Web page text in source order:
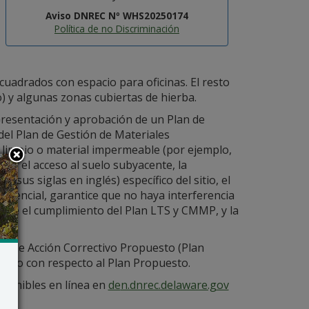
Aviso DNREC Nº WHS20250174
Política de no Discriminación
con espacio para oficinas. El resto
y algunas zonas cubiertas de hierba.
y aprobación de un Plan de
Plan de Gestión de Materiales
o material impermeable (por ejemplo,
el acceso al suelo subyacente, la
sus siglas en inglés) específico del sitio, el
garantice que no haya interferencia
el cumplimiento del Plan LTS y CMMP, y la
de Acción Correctivo Propuesto (Plan
con respecto al Plan Propuesto.
en línea en den.dnrec.delaware.gov